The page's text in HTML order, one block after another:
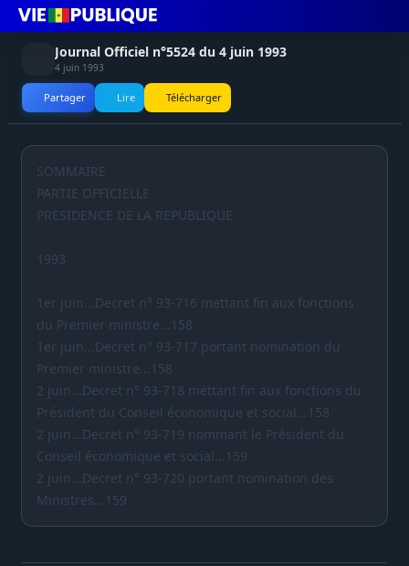
Journal Officiel n°5524 du 4 juin 1993
4 juin 1993
Partager Lire Télécharger
SOMMAIRE
PARTIE OFFICIELLE
PRESIDENCE DE LA REPUBLIQUE
1993
1er juin...Decret n° 93-716 mettant fin aux fonctions
du Premier ministre...158
1er juin...Decret n° 93-717 portant nomination du
Premier ministre...158
2 juin...Decret n° 93-718 mettant fin aux fonctions du
Président du Conseil économique et social...158
2 juin...Decret n° 93-719 nommant le Président du
Conseil économique et social...159
2 juin...Decret n° 93-720 portant nomination des
Ministres...159